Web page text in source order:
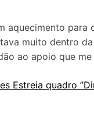
aquecimento
muito dentro
ao apoio que me
Estreia quadro